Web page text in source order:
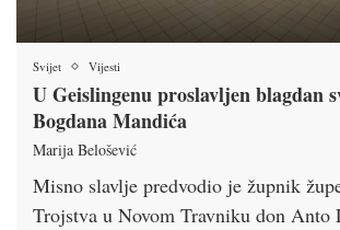
Svijet Vijesti
U Geislingenu proslavljen blagdan
Bogdana Mandića
Marija Belošević
Misno slavlje predvodio je župnik
Trojstva u Novom Travniku don Anto